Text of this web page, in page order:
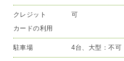
クレジット
カードの利用
可
駐車場 4台、大型：不可